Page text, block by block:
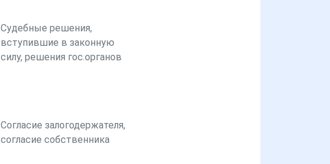
Судебные решения,
вступившие в законную
силу, решения гос.органов
Согласие залогодержателя,
согласие собственника